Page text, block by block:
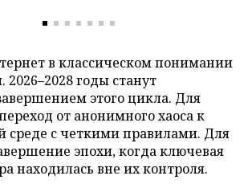
в классическом понимании
2026–2028 годы станут
этого цикла. Для
от анонимного хаоса к
среде с четкими правилами. Для
эпохи, когда ключевая
находилась вне их контроля.